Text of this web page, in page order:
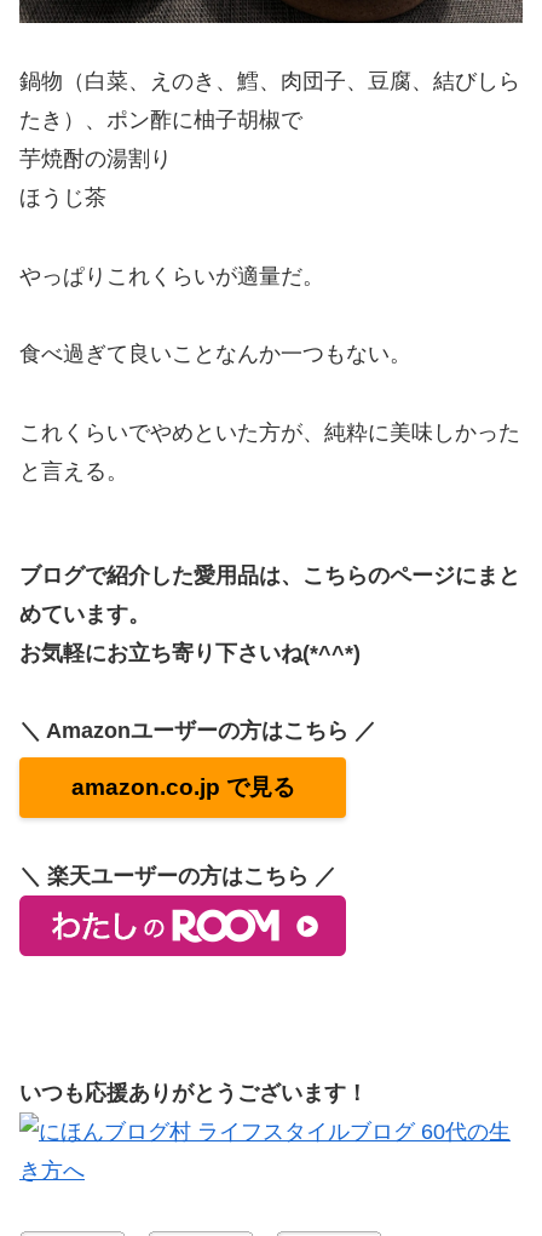
鍋物（白菜、えのき、鱈、肉団子、豆腐、結びしら
たき）、ポン酢に柚子胡椒で
芋焼酎の湯割り
ほうじ茶
やっぱりこれくらいが適量だ。
食べ過ぎて良いことなんか一つもない。
これくらいでやめといた方が、純粋に美味しかった
と言える。
ブログで紹介した愛用品は、こちらのページにまと
めています。
お気軽にお立ち寄り下さいね(*^^*)
＼ Amazonユーザーの方はこちら ／
amazon.co.jp で見る
＼ 楽天ユーザーの方はこちら ／
いつも応援ありがとうございます！